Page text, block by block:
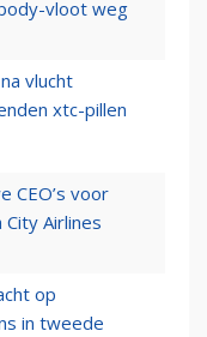
vloot weg
vlucht
xtc-pillen
CEO’s voor
Airlines
op
in tweede